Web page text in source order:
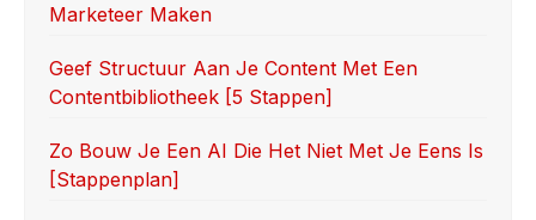
Marketeer Maken
Geef Structuur Aan Je Content Met Een
Contentbibliotheek [5 Stappen]
Zo Bouw Je Een AI Die Het Niet Met Je Eens Is
[stappenplan]